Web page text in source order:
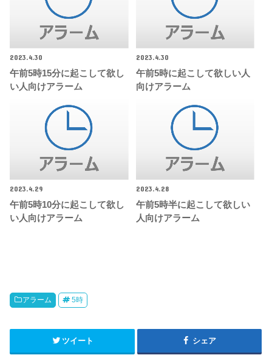
2023.4.30
午前5時15分に起こして欲し
い人向けアラーム
2023.4.30
午前5時に起こして欲しい人
向けアラーム
2023.4.29
午前5時10分に起こして欲し
い人向けアラーム
2023.4.28
午前5時半に起こして欲しい
人向けアラーム
アラーム 5時
ツイート シェア